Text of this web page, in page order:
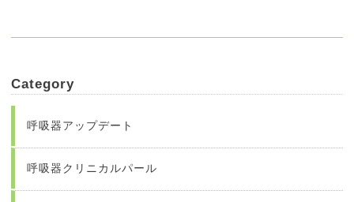
Category
呼吸器アップデート
呼吸器クリニカルパール